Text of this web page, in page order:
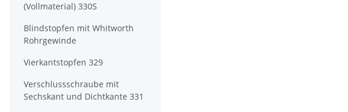
(Vollmaterial) 330S
Blindstopfen mit Whitworth
Rohrgewinde
Vierkantstopfen 329
Verschlussschraube mit
Sechskant und Dichtkante 331